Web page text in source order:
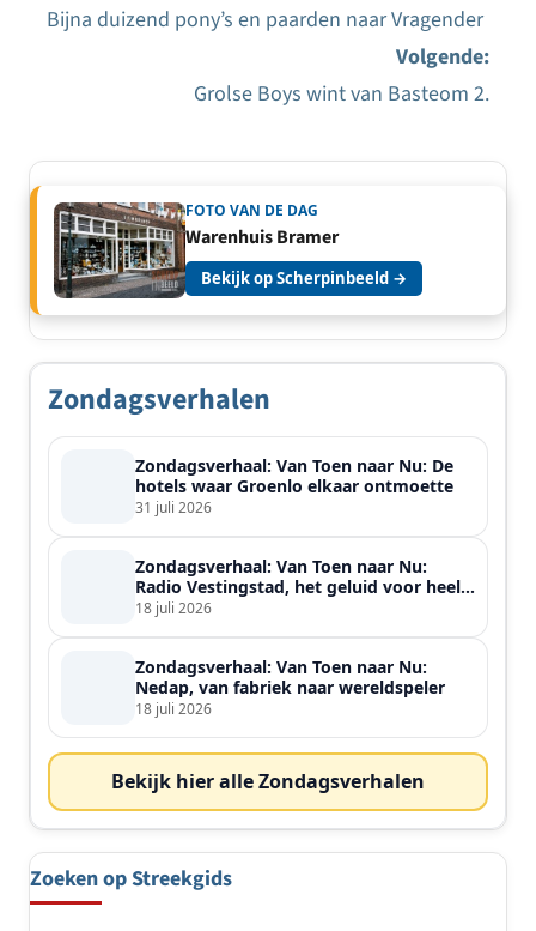
Bericht
Bijna duizend pony’s en paarden naar Vragender
Volgende:
Grolse Boys wint van Basteom 2.
FOTO VAN DE DAG
Warenhuis Bramer
Bekijk op Scherpinbeeld →
Zondagsverhalen
Zondagsverhaal: Van Toen naar Nu: De
hotels waar Groenlo elkaar ontmoette
31 juli 2026
Zondagsverhaal: Van Toen naar Nu:
Radio Vestingstad, het geluid voor heel
de streek
18 juli 2026
Zondagsverhaal: Van Toen naar Nu:
Nedap, van fabriek naar wereldspeler
18 juli 2026
Bekijk hier alle Zondagsverhalen
Zoeken op Streekgids